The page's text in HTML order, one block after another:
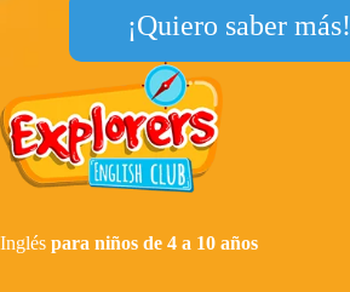
¡Quiero saber más!
Inglés para niños de 4 a 10 años